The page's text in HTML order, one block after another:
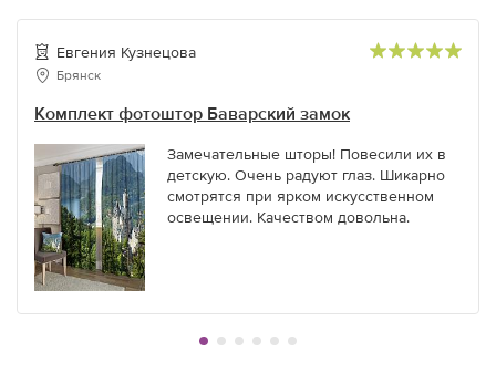
Евгения Кузнецова
Брянск
Комплект фотоштор Баварский замок
Замечательные шторы! Повесили их в
детскую. Очень радуют глаз. Шикарно
смотрятся при ярком искусственном
освещении. Качеством довольна.